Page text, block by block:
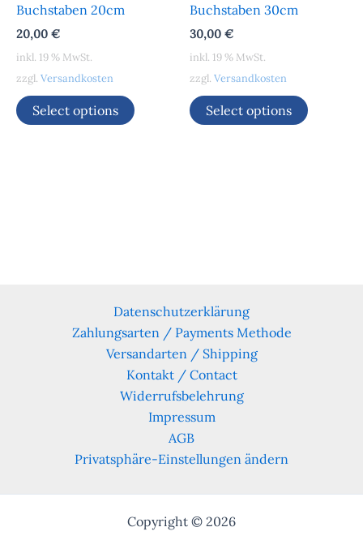
Buchstaben 20cm
20,00 €
inkl. 19 % MwSt.
zzgl. Versandkosten
Select options
Buchstaben 30cm
30,00 €
inkl. 19 % MwSt.
zzgl. Versandkosten
Select options
Datenschutzerklärung
Zahlungsarten / Payments Methode
Versandarten / Shipping
Kontakt / Contact
Widerrufsbelehrung
Impressum
AGB
Privatsphäre-Einstellungen ändern
Copyright © 2026